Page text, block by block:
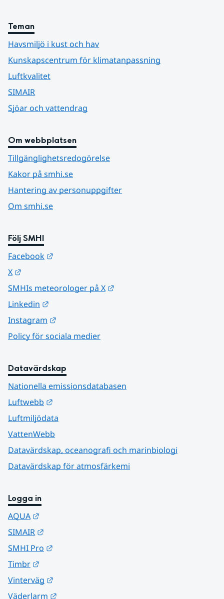
Teman
Havsmiljö i kust och hav
Kunskapscentrum för klimatanpassning
Luftkvalitet
SIMAIR
Sjöar och vattendrag
Om webbplatsen
Tillgänglighetsredogörelse
Kakor på smhi.se
Hantering av personuppgifter
Om smhi.se
Följ SMHI
Facebook
X
SMHIs meteorologer på X
Linkedin
Instagram
Policy för sociala medier
Datavärdskap
Nationella emissionsdatabasen
Luftwebb
Luftmiljödata
VattenWebb
Datavärdskap, oceanografi och marinbiologi
Datavärdskap för atmosfärkemi
Logga in
AQUA
SIMAIR
SMHI Pro
Timbr
Vinterväg
Väderlarm